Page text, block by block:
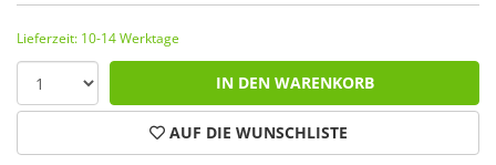
Lieferzeit: 10-14 Werktage
IN DEN WARENKORB
AUF DIE WUNSCHLISTE